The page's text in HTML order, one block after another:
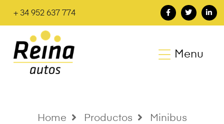
+ 34 952 637 774
Menu
Home Productos Minibus